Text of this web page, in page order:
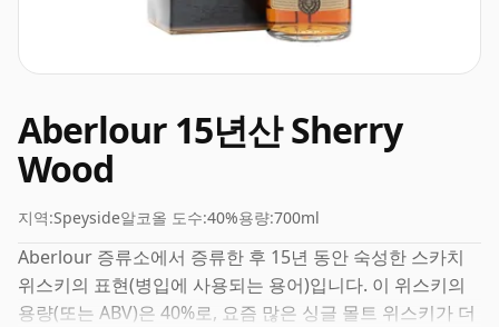
Aberlour 15년산 Sherry
Wood
지역:Speyside알코올 도수:40%용량:700ml
Aberlour 증류소에서 증류한 후 15년 동안 숙성한 스카치
위스키의 표현(병입에 사용되는 용어)입니다. 이 위스키의
용량(또는 ABV)은 40%로, 요즘 많은 싱글 몰트 위스키가 더